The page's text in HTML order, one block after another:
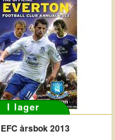
I lager
EFC årsbok 2013